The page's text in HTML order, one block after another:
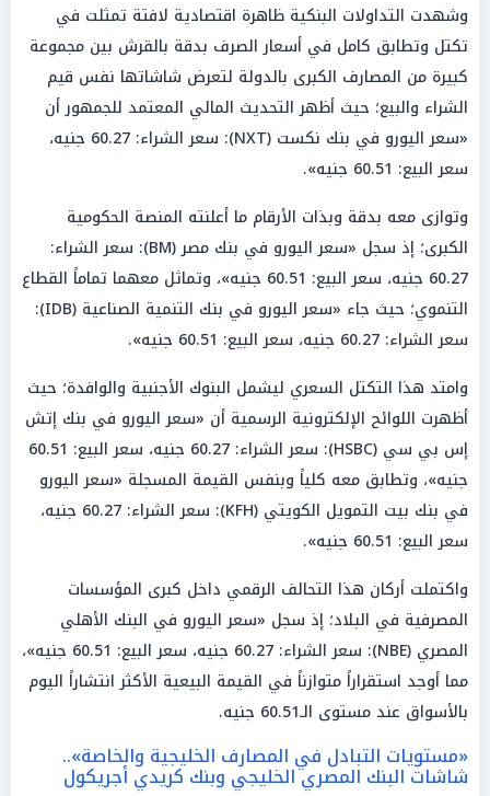
وشهدت التداولات البنكية ظاهرة اقتصادية لافتة تمثلت في
تكتل وتطابق كامل في أسعار الصرف بدقة بالقرش بين مجموعة
كبيرة من المصارف الكبرى بالدولة لتعرض شاشاتها نفس قيم
الشراء والبيع؛ حيث أظهر التحديث المالي المعتمد للجمهور أن
«سعر اليورو في بنك نكست (NXT): سعر الشراء: 60.27 جنيه،
سعر البيع: 60.51 جنيه».
وتوازى معه بدقة وبذات الأرقام ما أعلنته المنصة الحكومية
الكبرى؛ إذ سجل «سعر اليورو في بنك مصر (BM): سعر الشراء:
60.27 جنيه، سعر البيع: 60.51 جنيه»، وتماثل معهما تماماً القطاع
التنموي؛ حيث جاء «سعر اليورو في بنك التنمية الصناعية (IDB):
سعر الشراء: 60.27 جنيه، سعر البيع: 60.51 جنيه».
وامتد هذا التكتل السعري ليشمل البنوك الأجنبية والوافدة؛ حيث
أظهرت اللوائح الإلكترونية الرسمية أن «سعر اليورو في بنك إتش
إس بي سي (HSBC): سعر الشراء: 60.27 جنيه، سعر البيع: 60.51
جنيه»، وتطابق معه كلياً وبنفس القيمة المسجلة «سعر اليورو
في بنك بيت التمويل الكويتي (KFH): سعر الشراء: 60.27 جنيه،
سعر البيع: 60.51 جنيه».
واكتملت أركان هذا التحالف الرقمي داخل كبرى المؤسسات
المصرفية في البلاد؛ إذ سجل «سعر اليورو في البنك الأهلي
المصري (NBE): سعر الشراء: 60.27 جنيه، سعر البيع: 60.51 جنيه»،
مما أوجد استقراراً متوازناً في القيمة البيعية الأكثر انتشاراً اليوم
بالأسواق عند مستوى الـ60.51 جنيه.
«مستويات التبادل في المصارف الخليجية والخاصة»..
شاشات البنك المصري الخليجي وبنك كريدي أجريكول